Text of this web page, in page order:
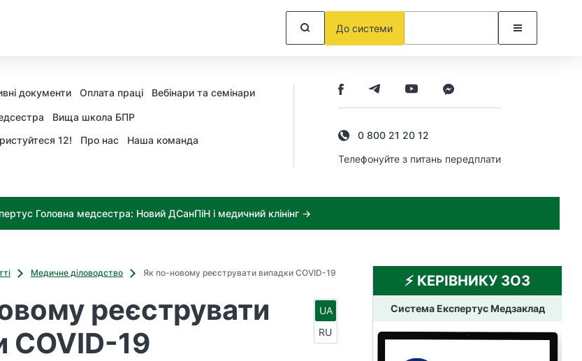
До системи
документи Оплата праці Вебінари та семінари
Вища школа БПР
12! Про нас Наша команда
0 800 21 20 12
Телефонуйте з питань передплати
Головна медсестра: Новий ДСанПіН і медичний клінінг →
Медичне діловодство Як по-новому реєструвати випадки COVID-19
реєструвати
COVID-19
UA
RU
⚡️ КЕРІВНИКУ ЗОЗ
Система Експертус Медзаклад